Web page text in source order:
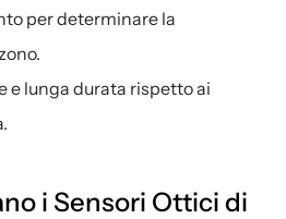
per determinare la
e lunga durata rispetto ai
i Sensori Ottici di